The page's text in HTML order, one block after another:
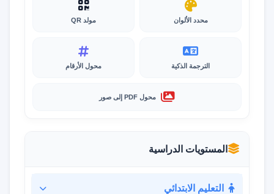
محدد الألوان مولد QR
الترجمة الذكية محول الأرقام
محول PDF إلى صور
المستويات الدراسية
التعليم الابتدائي